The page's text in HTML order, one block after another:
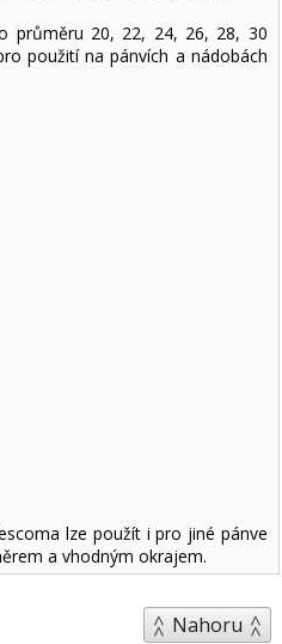
o průměru 20, 22, 24, 26, 28, 30
použití na pánvích a nádobách
lze použít i pro jiné pánve
a vhodným okrajem.
Nahoru